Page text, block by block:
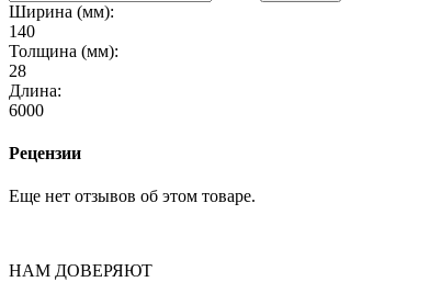
Ширина (мм):
140
Толщина (мм):
28
Длина:
6000
Рецензии
Еще нет отзывов об этом товаре.
НАМ ДОВЕРЯЮТ